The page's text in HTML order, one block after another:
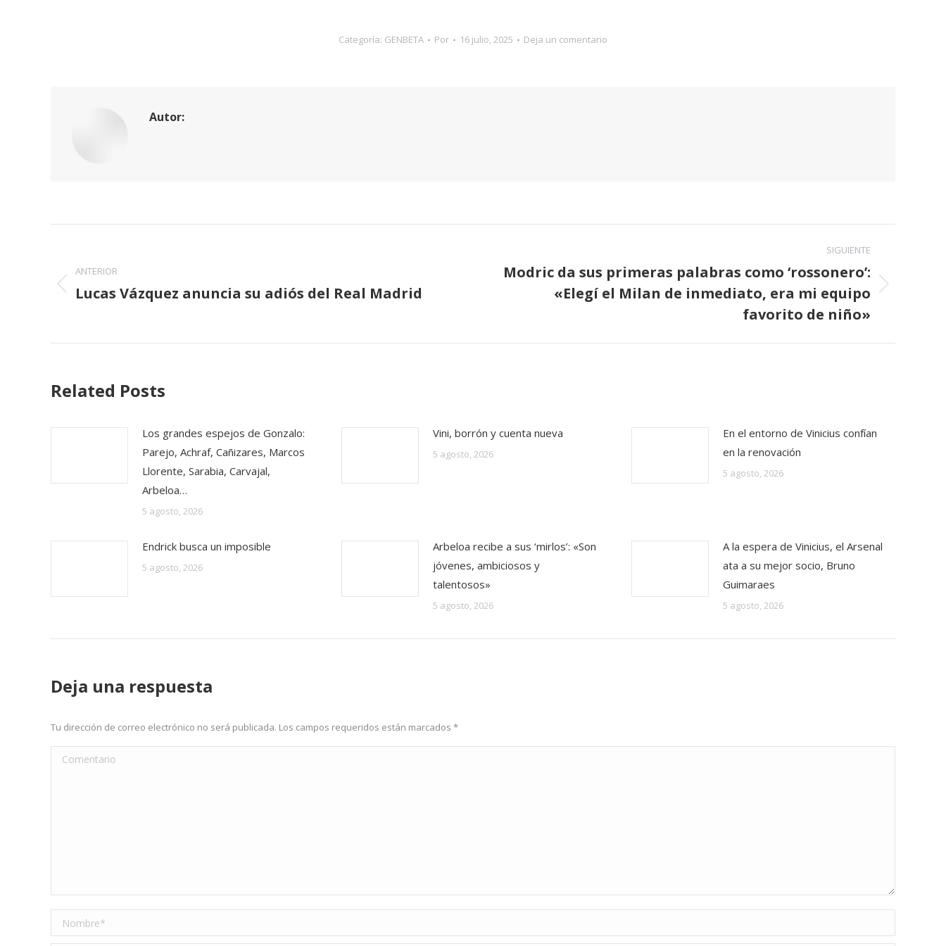
Categoría: GENBETA Por 16 julio, 2025 Deja un comentario
Autor:
entre
publicaciones
ANTERIOR
Publicación
Lucas Vázquez anuncia su adiós del Real Madrid
SIGUIENTE
Modric da sus primeras palabras como ‘rossonero’:
«Elegí el Milan de inmediato, era mi equipo
favorito de niño»
Related Posts
Los grandes espejos de Gonzalo:
Parejo, Achraf, Cañizares, Marcos
Llorente, Sarabia, Carvajal,
Arbeloa…
5 agosto, 2026
Vini, borrón y cuenta nueva
5 agosto, 2026
En el entorno de Vinicius confían
en la renovación
5 agosto, 2026
Endrick busca un imposible
5 agosto, 2026
Arbeloa recibe a sus ‘mirlos’: «Son
jóvenes, ambiciosos y
talentosos»
5 agosto, 2026
A la espera de Vinicius, el Arsenal
ata a su mejor socio, Bruno
Guimaraes
5 agosto, 2026
Deja una respuesta
Tu dirección de correo electrónico no será publicada. Los campos requeridos están marcados *
Comentario
Nombre *